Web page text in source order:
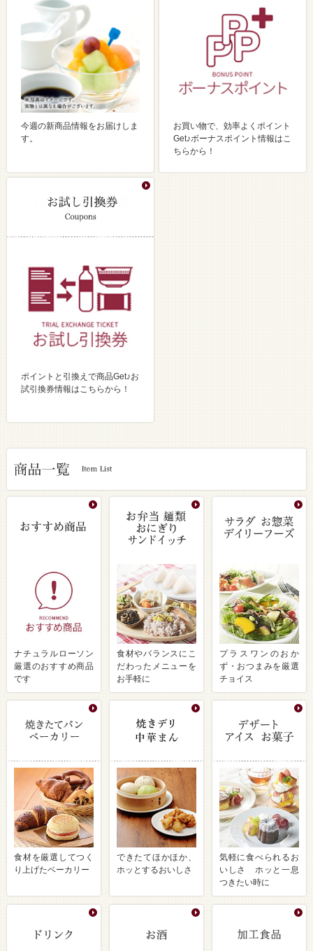
今週の新商品情報をお届けしま
す。
お買い物で、効率よくポイント
Get♪ボーナスポイント情報はこ
ちらから！
ポイントと引換えで商品Get♪お
試引換券情報はこちらから！
ナチュラルローソン
厳選のおすすめ商品
です
食材やバランスにこ
だわったメニューを
お手軽に
プラスワンのおか
ず・おつまみを厳選
チョイス
食材を厳選してつく
り上げたベーカリー
できたてほかほか、
ホッとするおいしさ
気軽に食べられるお
いしさ ホッと一息
つきたい時に